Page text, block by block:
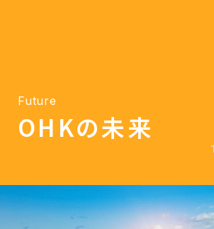
Future
OHKの未来